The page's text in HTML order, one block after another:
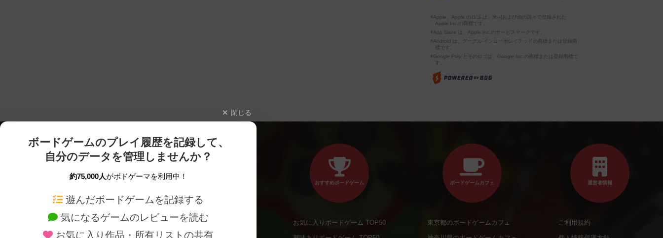
※Apple、Apple のロゴ は、米国および他の国々で登録された
Apple Inc.の商標です。
※App Store は、Apple Inc.のサービスマークです。
※Android は、グーグル インコーポレイテッドの商標または登録商
標です。
※Google Play とそのロゴは、Google Inc.の商標または登録商標で
す。
閉じる
ボードゲームのプレイ履歴を記録して、
自分のデータを管理しませんか？
約75,000人がボドゲーマを利用中！
遊んだボードゲームを記録する
気になるゲームのレビューを読む
お気に入り作品・所有リストの共有
ボードゲームを検索する 新作・再入荷情報
おすすめボードゲーム
お気に入りボードゲーム TOP50
ボードゲームカフェ
東京都のボードゲームカフェ
運営者情報
ご利用規約